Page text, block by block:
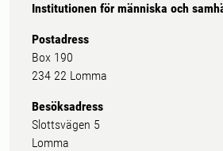
Institutionen för människa och
Postadress
Box 190
234 22 Lomma
Besöksadress
Slottsvägen 5
Lomma